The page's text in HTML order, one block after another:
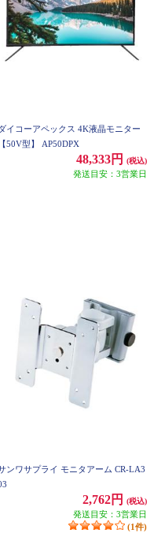
イコーアペックス 4K液晶モニター
【50V型】 AP50DPX
48,333円 (税込)
発送目安：3営業日
ンワサプライ モニタアーム CR-LA3
2,762円 (税込)
発送目安：3営業日
(1件)